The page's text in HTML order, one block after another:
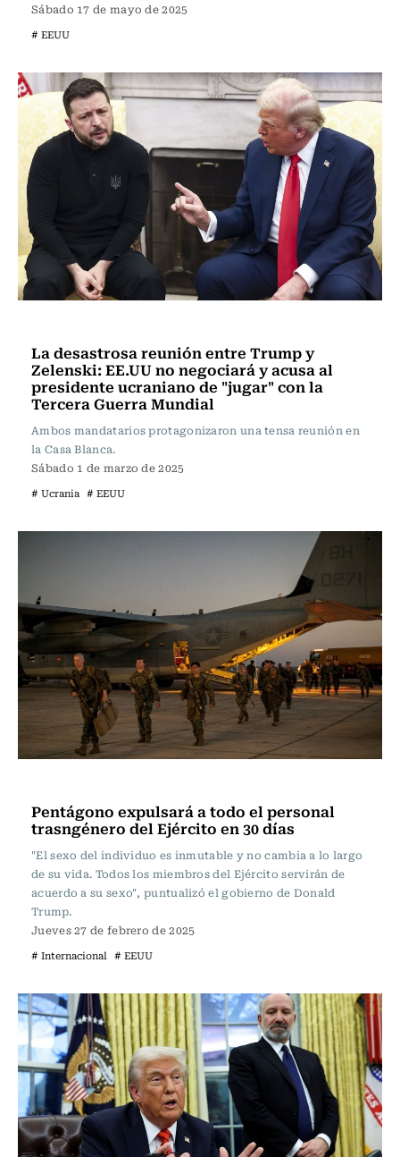
Sábado 17 de mayo de 2025
# EEUU
La desastrosa reunión entre Trump y
Zelenski: EE.UU no negociará y acusa al
presidente ucraniano de "jugar" con la
Tercera Guerra Mundial
Ambos mandatarios protagonizaron una tensa reunión en
la Casa Blanca.
Sábado 1 de marzo de 2025
# Ucrania # EEUU
Pentágono expulsará a todo el personal
trasngénero del Ejército en 30 días
"El sexo del individuo es inmutable y no cambia a lo largo
de su vida. Todos los miembros del Ejército servirán de
acuerdo a su sexo", puntualizó el gobierno de Donald
Trump.
Jueves 27 de febrero de 2025
# Internacional # EEUU